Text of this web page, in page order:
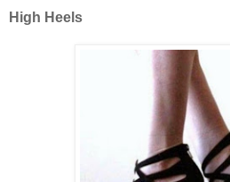
High Heels